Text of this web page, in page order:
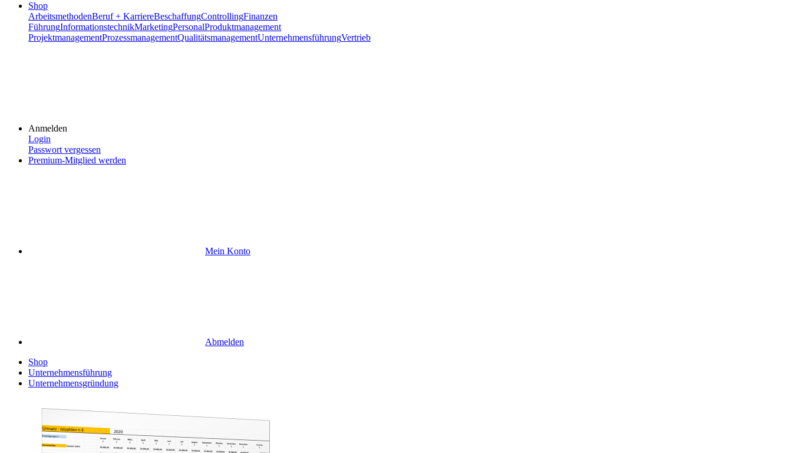
Shop
ArbeitsmethodenBeruf + KarriereBeschaffungControllingFinanzen
FührungInformationstechnikMarketingPersonalProduktmanagement
ProjektmanagementProzessmanagementQualitätsmanagementUnternehmensführungVertrieb
Anmelden
Login
Passwort vergessen
Premium-Mitglied werden
Mein Konto
Abmelden
Shop
Unternehmensführung
Unternehmensgründung